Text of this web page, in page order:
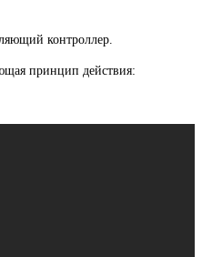
контроллер.
принцип действия: